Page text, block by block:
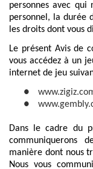
personnes avec qui
personnel, la durée
les droits dont vous
Le présent Avis de
vous accédez à un
internet de jeu
●
●
Dans le cadre du
communiquerons
manière dont nous
Nous vous